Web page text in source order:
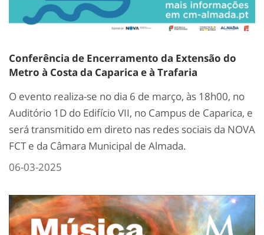
Conferência de Encerramento da Extensão do
Metro à Costa da Caparica e à Trafaria
O evento realiza-se no dia 6 de março, às 18h00, no
Auditório 1D do Edifício VII, no Campus de Caparica, e
será transmitido em direto nas redes sociais da NOVA
FCT e da Câmara Municipal de Almada.
06-03-2025